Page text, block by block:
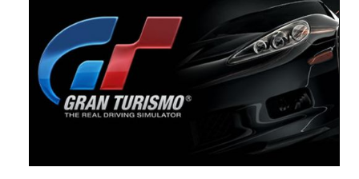
TECNOLOGÍA
LETRAS
CIENCIA